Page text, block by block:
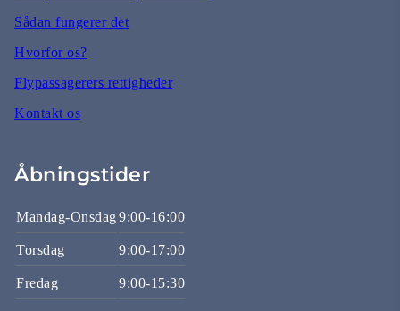
Sådan fungerer det
Hvorfor os?
Flypassagerers rettigheder
Kontakt os
Åbningstider
Mandag-Onsdag9:00-16:00
Torsdag 9:00-17:00
Fredag 9:00-15:30